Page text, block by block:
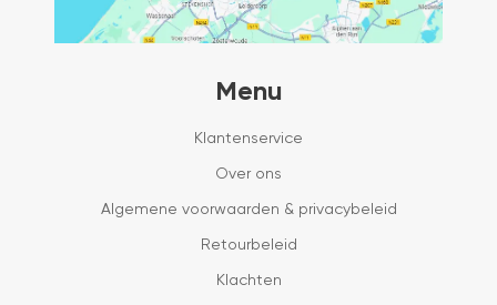
Menu
Klantenservice
Over ons
Algemene voorwaarden & privacybeleid
Retourbeleid
Klachten